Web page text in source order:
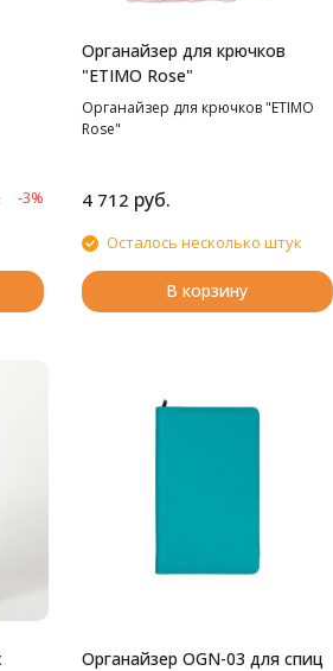
-3%
Органайзер для крючков
"ETIMO Rose"
Органайзер для крючков "ETIMO
Rose"
4 712 руб.
Осталось несколько штук
В корзину
Органайзер OGN-03 для спиц